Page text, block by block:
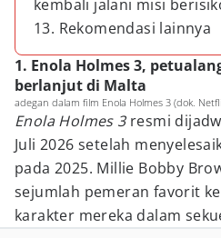
kembali jalani misi
13. Rekomendasi lainnya
1. Enola Holmes 3,
berlanjut di Malta
adegan dalam film Enola Holmes 3 (dok.
Enola Holmes 3resmi
Juli 2026 setelah
pada 2025. Millie Bobby
sejumlah pemeran favorit
karakter mereka dalam